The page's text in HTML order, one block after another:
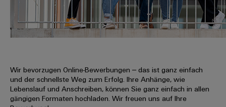
erlebbar
werden.
Datencenter
Produkte
für
Rechenzentren
–
effizient,
Anschlusstechnologie
DC-
u-
OS
Edge
Leiterplattenklemmen
Gehäusesysteme
komponenten
Kabeleinführungssysteme
und
Fast
Delivery
Beratung
und
uns
Promotionfahrzeug
Distribution
Info
Weidmüller
Zahlen
Unser
Vorstand
Karriere
Stellen
für
Berufserfahrene
Für
Studierende
Wir bevorzugen Online-Bewerbungen – das ist ganz einfach
und der schnellste Weg zum Erfolg. Ihre Anhänge, wie
Lebenslauf und Anschreiben, können Sie ganz einfach in allen
gängigen Formaten hochladen. Wir freuen uns auf Ihre